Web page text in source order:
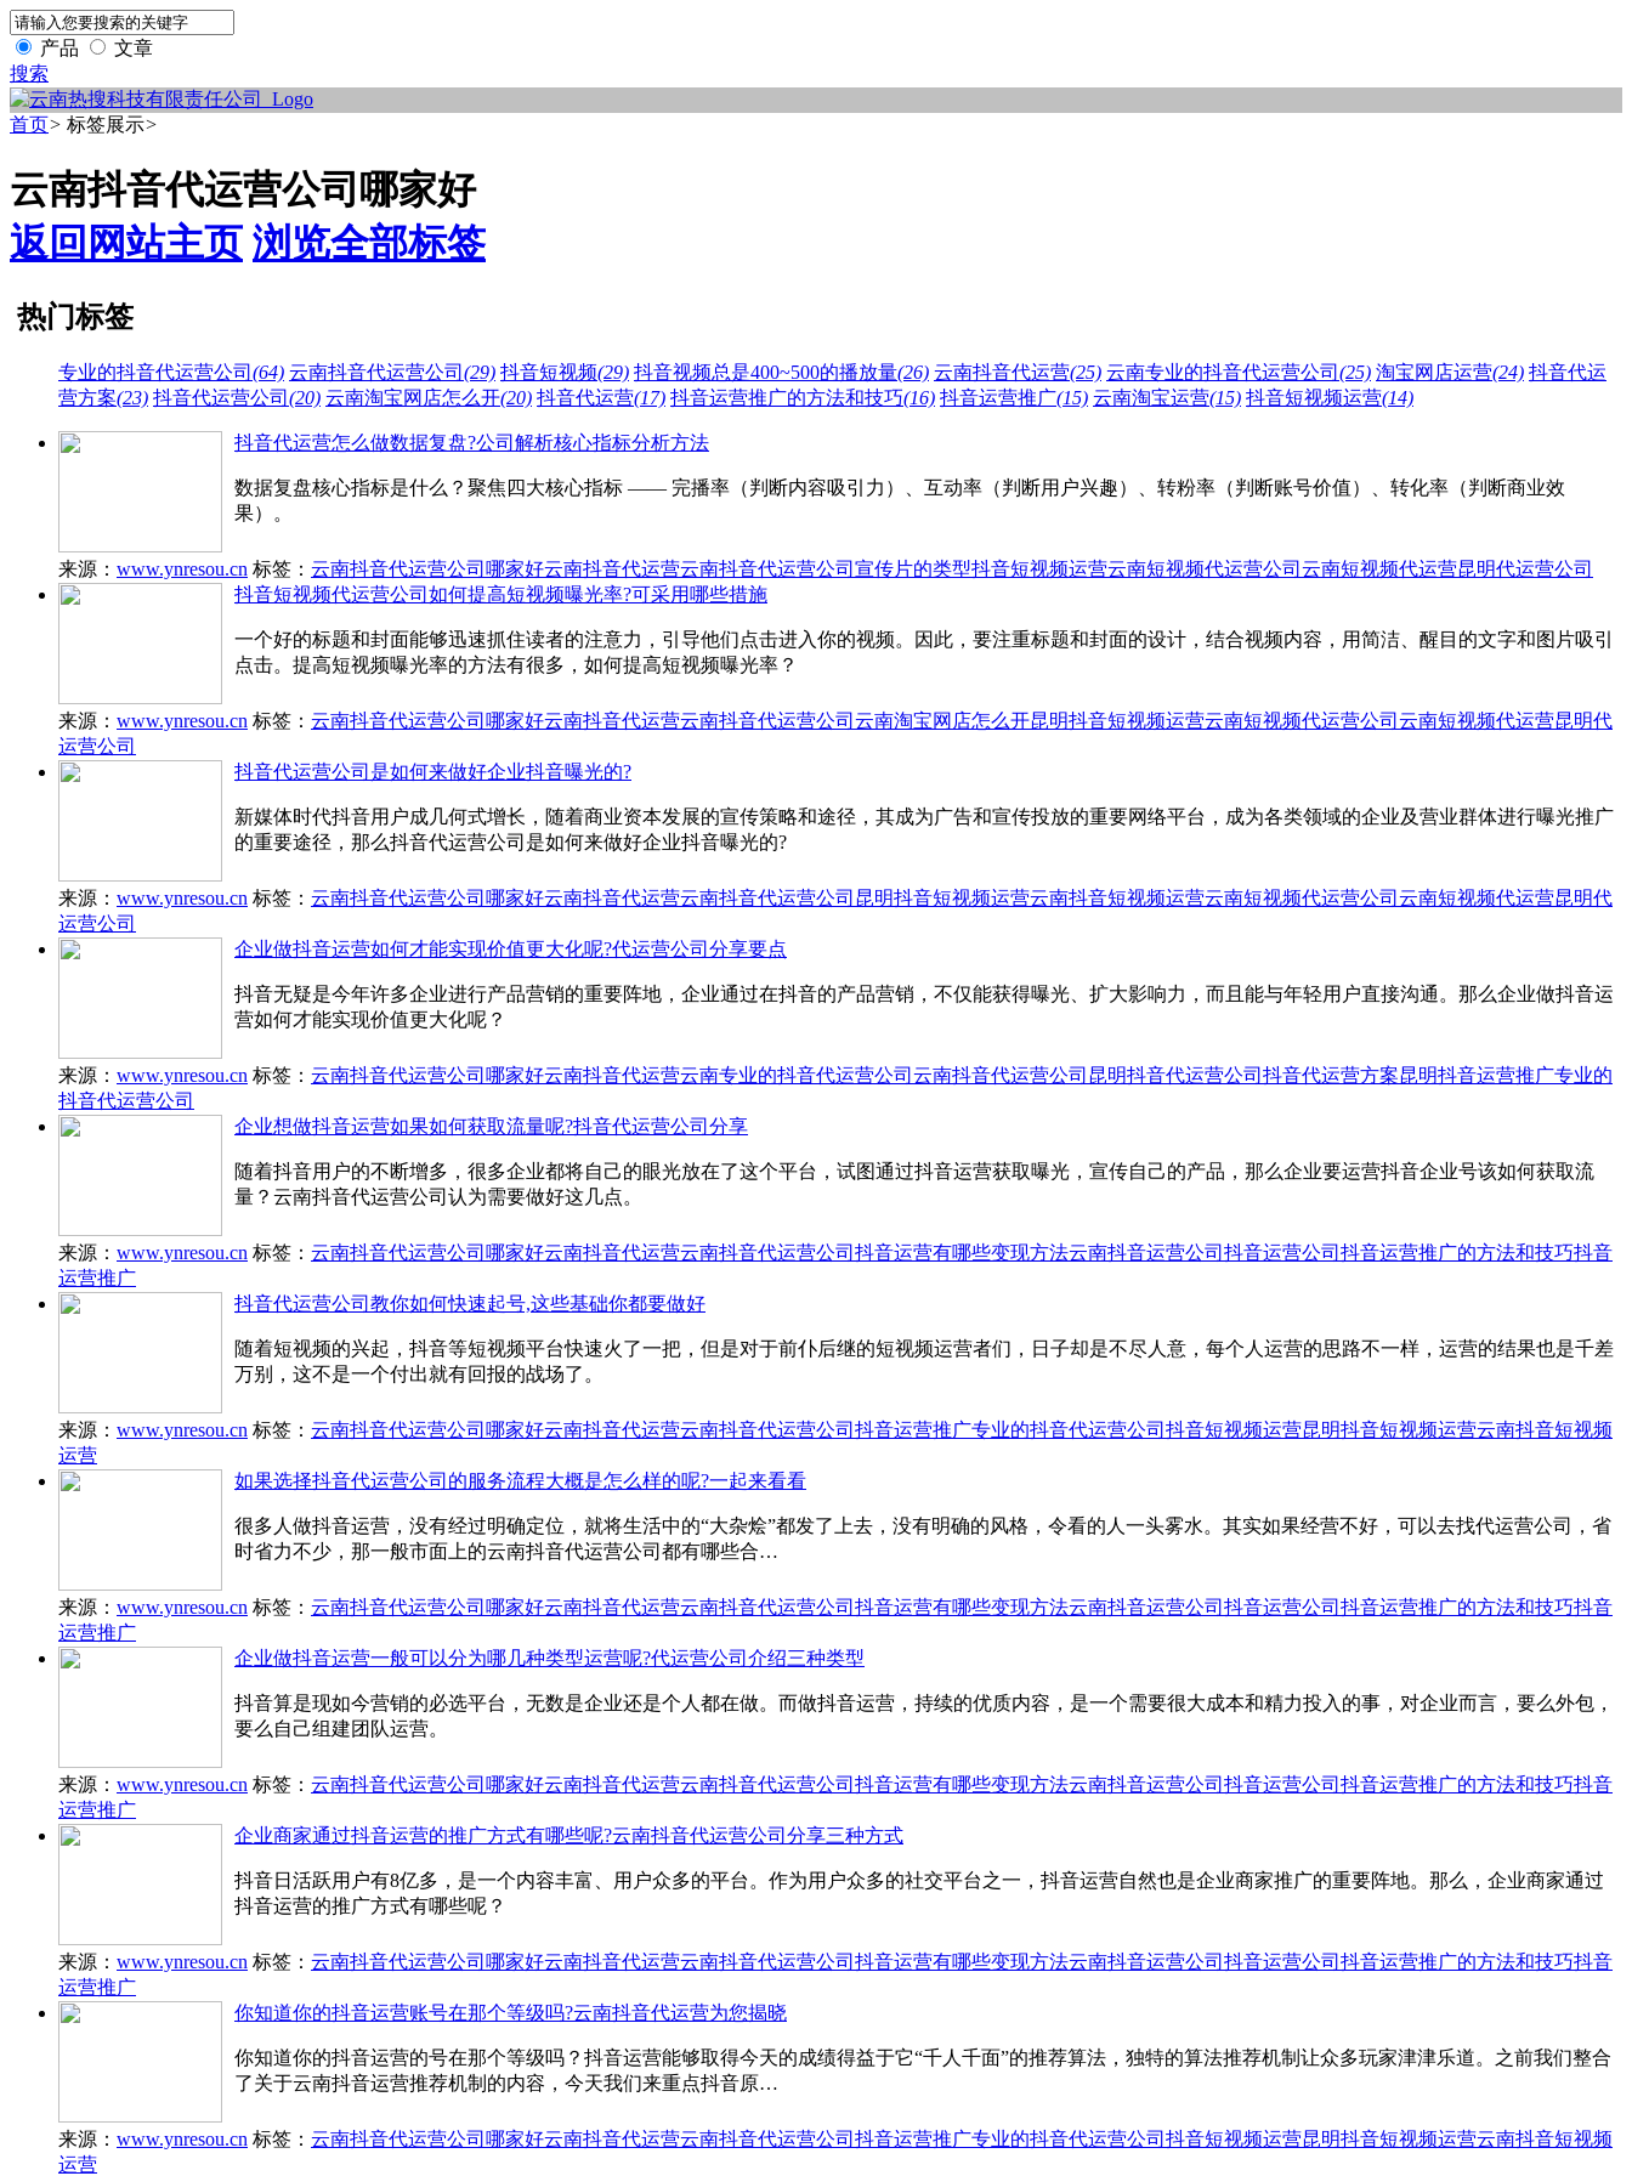
产品
文章
搜索
首页> 标签展示>
云南抖音代运营公司哪家好
返回网站主页 浏览全部标签
热门标签
专业的抖音代运营公司 (64) 云南抖音代运营公司 (29) 抖音短视频(29) 抖音视频总是400~500的播放量(26) 云南抖音代运营(25) 云南专业的抖音代运营公司 (25) 淘宝网店运营(24) 抖音代运
营方案(23) 抖音代运营公司 (20) 云南淘宝网店怎么开(20) 抖音代运营(17) 抖音运营推广的方法和技巧(16) 抖音运营推广(15) 云南淘宝运营(15) 抖音短视频运营(14)
抖音代运营怎么做数据复盘?公司解析核心指标分析方法
数据复盘核心指标是什么？聚焦四大核心指标 —— 完播率（判断内容吸引力）、互动率（判断用户兴趣）、转粉率（判断账号价值）、转化率（判断商业效
果）。
来源： www.ynresou.cn 标签： 云南抖音代运营公司哪家好云南抖音代运营云南抖音代运营公司 宣传片的类型抖音短视频运营云南短视频代运营公司 云南短视频代运营昆明代运营公司
抖音短视频代运营公司如何提高短视频曝光率?可采用哪些措施
一个好的标题和封面能够迅速抓住读者的注意力，引导他们点击进入你的视频。因此，要注重标题和封面的设计，结合视频内容，用简洁、醒目的文字和图片吸引
点击。提高短视频曝光率的方法有很多，如何提高短视频曝光率？
来源： www.ynresou.cn 标签： 云南抖音代运营公司哪家好云南抖音代运营云南抖音代运营公司 云南淘宝网店怎么开昆明抖音短视频运营云南短视频代运营公司 云南短视频代运营昆明代
运营公司
抖音代运营公司是如何来做好企业抖音曝光的?
新媒体时代抖音用户成几何式增长，随着商业资本发展的宣传策略和途径，其成为广告和宣传投放的重要网络平台，成为各类领域的企业及营业群体进行曝光推广
的重要途径，那么抖音代运营公司是如何来做好企业抖音曝光的?
来源： www.ynresou.cn 标签： 云南抖音代运营公司哪家好云南抖音代运营云南抖音代运营公司 昆明抖音短视频运营云南抖音短视频运营云南短视频代运营公司 云南短视频代运营昆明代
运营公司
企业做抖音运营如何才能实现价值更大化呢?代运营公司分享要点
抖音无疑是今年许多企业进行产品营销的重要阵地，企业通过在抖音的产品营销，不仅能获得曝光、扩大影响力，而且能与年轻用户直接沟通。那么企业做抖音运
营如何才能实现价值更大化呢？
来源： www.ynresou.cn 标签： 云南抖音代运营公司哪家好云南抖音代运营云南专业的抖音代运营公司 云南抖音代运营公司 昆明抖音代运营公司 抖音代运营方案昆明抖音运营推广专业的
抖音代运营公司
企业想做抖音运营如果如何获取流量呢?抖音代运营公司分享
随着抖音用户的不断增多，很多企业都将自己的眼光放在了这个平台，试图通过抖音运营获取曝光，宣传自己的产品，那么企业要运营抖音企业号该如何获取流
量？云南抖音代运营公司认为需要做好这几点。
来源： www.ynresou.cn 标签： 云南抖音代运营公司哪家好云南抖音代运营云南抖音代运营公司 抖音运营有哪些变现方法云南抖音运营公司 抖音运营公司 抖音运营推广的方法和技巧抖音
运营推广
抖音代运营公司教你如何快速起号,这些基础你都要做好
随着短视频的兴起，抖音等短视频平台快速火了一把，但是对于前仆后继的短视频运营者们，日子却是不尽人意，每个人运营的思路不一样，运营的结果也是千差
万别，这不是一个付出就有回报的战场了。
来源： www.ynresou.cn 标签： 云南抖音代运营公司哪家好云南抖音代运营云南抖音代运营公司 抖音运营推广专业的抖音代运营公司 抖音短视频运营昆明抖音短视频运营云南抖音短视频
运营
如果选择抖音代运营公司的服务流程大概是怎么样的呢?一起来看看
很多人做抖音运营，没有经过明确定位，就将生活中的“大杂烩”都发了上去，没有明确的风格，令看的人一头雾水。其实如果经营不好，可以去找代运营公司，省
时省力不少，那一般市面上的云南抖音代运营公司都有哪些合…
来源： www.ynresou.cn 标签： 云南抖音代运营公司哪家好云南抖音代运营云南抖音代运营公司 抖音运营有哪些变现方法云南抖音运营公司 抖音运营公司 抖音运营推广的方法和技巧抖音
运营推广
企业做抖音运营一般可以分为哪几种类型运营呢?代运营公司介绍三种类型
抖音算是现如今营销的必选平台，无数是企业还是个人都在做。而做抖音运营，持续的优质内容，是一个需要很大成本和精力投入的事，对企业而言，要么外包，
要么自己组建团队运营。
来源： www.ynresou.cn 标签： 云南抖音代运营公司哪家好云南抖音代运营云南抖音代运营公司 抖音运营有哪些变现方法云南抖音运营公司 抖音运营公司 抖音运营推广的方法和技巧抖音
运营推广
企业商家通过抖音运营的推广方式有哪些呢?云南抖音代运营公司分享三种方式
抖音日活跃用户有8亿多，是一个内容丰富、用户众多的平台。作为用户众多的社交平台之一，抖音运营自然也是企业商家推广的重要阵地。那么，企业商家通过
抖音运营的推广方式有哪些呢？
来源： www.ynresou.cn 标签： 云南抖音代运营公司哪家好云南抖音代运营云南抖音代运营公司 抖音运营有哪些变现方法云南抖音运营公司 抖音运营公司 抖音运营推广的方法和技巧抖音
运营推广
你知道你的抖音运营账号在那个等级吗?云南抖音代运营为您揭晓
你知道你的抖音运营的号在那个等级吗？抖音运营能够取得今天的成绩得益于它“千人千面”的推荐算法，独特的算法推荐机制让众多玩家津津乐道。之前我们整合
了关于云南抖音运营推荐机制的内容，今天我们来重点抖音原…
来源： www.ynresou.cn 标签： 云南抖音代运营公司哪家好云南抖音代运营云南抖音代运营公司 抖音运营推广专业的抖音代运营公司 抖音短视频运营昆明抖音短视频运营云南抖音短视频
运营